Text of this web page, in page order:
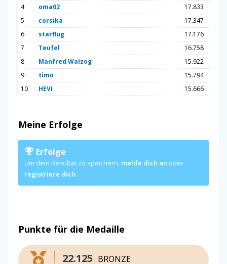
4
oma02
17.833
5
corsika
17.347
6
starflug
17.176
7
Teufel
16.758
8
Manfred Walzog
15.922
9
timo
15.794
10
HEVI 15.666
Meine Erfolge
Erfolge
Um dein Resultat zu speichern, melde dich an oder
registriere dich.
Punkte für die Medaille
BRONZE
22.125